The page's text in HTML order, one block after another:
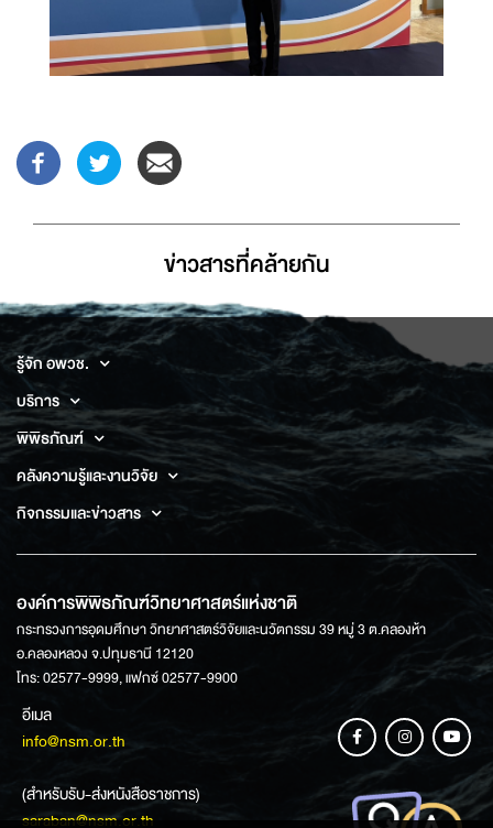
ข่าวสารที่่คล้ายกัน
รู้จัก อพวช.
บริการ
พิพิธภัณฑ์
คลังความรู้และงานวิจัย
กิจกรรมและข่าวสาร
องค์การพิพิธภัณฑ์วิทยาศาสตร์แห่งชาติ
กระทรวงการอุดมศึกษา วิทยาศาสตร์วิจัยและนวัตกรรม 39 หมู่ 3 ต.คลองห้า
อ.คลองหลวง จ.ปทุมธานี 12120
โทร: 02577-9999, แฟกซ์ 02577-9900
อีเมล
info@nsm.or.th
(สำหรับรับ-ส่งหนังสือราชการ)
saraban@nsm.or.th